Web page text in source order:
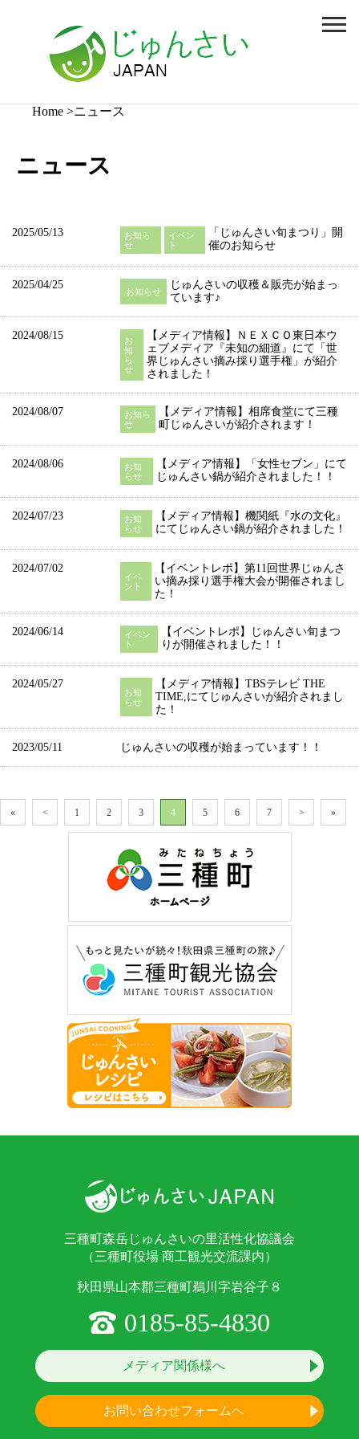
Home ニュース
ニュース
2025/05/13
お知ら
せ
イベン
ト
「じゅんさい旬まつり」開
催のお知らせ
2025/04/25
お知らせ
じゅんさいの収穫＆販売が始まっ
ています♪
2024/08/15
お
知
ら
せ
【メディア情報】ＮＥＸＣＯ東日本ウ
ェブメディア『未知の細道』にて「世
界じゅんさい摘み採り選手権」が紹介
されました！
2024/08/07
お知ら
せ
【メディア情報】相席食堂にて三種
町じゅんさいが紹介されます！
2024/08/06
お知
らせ
【メディア情報】「女性セブン」にて
じゅんさい鍋が紹介されました！！
2024/07/23
お知
らせ
【メディア情報】機関紙『水の文化』
にてじゅんさい鍋が紹介されました！
2024/07/02
イベ
ント
【イベントレポ】第11回世界じゅんさ
い摘み採り選手権大会が開催されまし
た！
2024/06/14
イベン
ト
【イベントレポ】じゅんさい旬まつ
りが開催されました！！
2024/05/27
お知
らせ
【メディア情報】TBSテレビ THE
TIME,にてじゅんさいが紹介されまし
た！
2023/05/11 じゅんさいの収穫が始まっています！！
« < 1 2 3 4 5 6 7 > »
三種町森岳じゅんさいの里活性化協議会
（三種町役場 商工観光交流課内）
秋田県山本郡三種町鵜川字岩谷子８
0185-85-4830
メディア関係様へ
お問い合わせフォームへ